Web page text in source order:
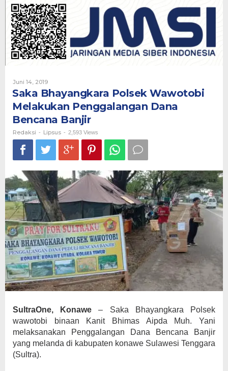
Melakukan
Penggalangan
Dana
Bencana
Banjir
Juni 14, 2019Oleh
Redaksi
Saka Bhayangkara Polsek Wawotobi
Melakukan Penggalangan Dana
Bencana Banjir
Redaksi - Lipsus - 2,593 Views
SultraOne, Konawe– Saka Bhayangkara Polsek
wawotobi binaan Kanit Bhimas Aipda Muh. Yani
melaksanakan Penggalangan Dana Bencana Banjir
yang melanda di kabupaten konawe Sulawesi Tenggara
(Sultra).